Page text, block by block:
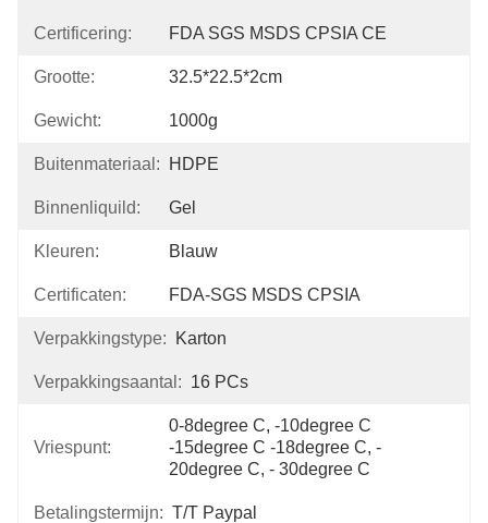
Certificering: FDA SGS MSDS CPSIA CE
Grootte: 32.5*22.5*2cm
Gewicht: 1000g
Buitenmateriaal: HDPE
Binnenliquild: Gel
Kleuren: Blauw
Certificaten: FDA-SGS MSDS CPSIA
Verpakkingstype: Karton
Verpakkingsaantal: 16 PCs
Vriespunt:
0-8degree C, -10degree C
-15degree C -18degree C, -
20degree C, - 30degree C
Betalingstermijn: T/T Paypal